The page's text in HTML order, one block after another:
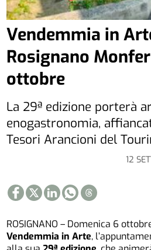
12
Vendemmia in
Rosignano
ottobre
La 29ª edizione porterà
enogastronomia,
Tesori Arancioni del
ROSIGNANO – Domenica 6
Vendemmia in Arte,